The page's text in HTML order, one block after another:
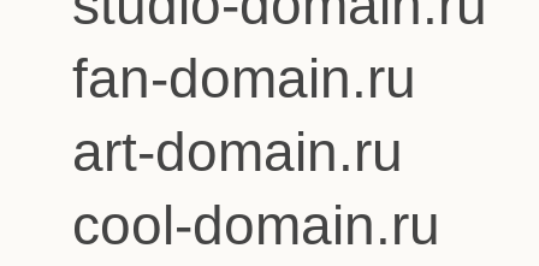
fan-domain.ru
art-domain.ru
cool-domain.ru